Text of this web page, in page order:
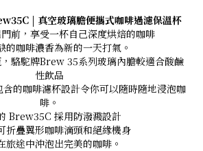
| 真空玻璃膽便攜式咖啡過濾保溫杯
前，享受一杯自己深度烘焙的咖啡
的咖啡濃香為新的一天打氣。
駱駝牌Brew 35系列玻璃內膽較適合酸鹼
性飲品
的咖啡濾杯設計令你可以隨時隨地浸泡咖
啡。
Brew35C 採用防潑濺設計
折疊翼形咖啡滴頭和絕緣機身
旅途中沖泡出完美的咖啡。